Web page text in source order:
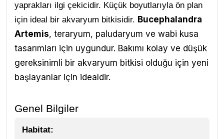
yaprakları ilgi çekicidir. Küçük boyutlarıyla ön plan
için ideal bir akvaryum bitkisidir. Bucephalandra
Artemis, teraryum, paludaryum ve wabi kusa
tasarımları için uygundur. Bakımı kolay ve düşük
gereksinimli bir akvaryum bitkisi olduğu için yeni
başlayanlar için idealdir.
Genel Bilgiler
Habitat: